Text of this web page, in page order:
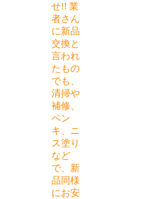
せ!! 業
者さん
に新品
交換と
言われ
たもの
でも、
清掃や
補修、
ペン
キ、ニ
ス塗り
など
で、新
品同様
にお安